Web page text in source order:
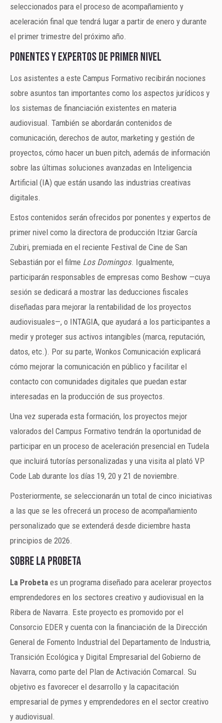
seleccionados para el proceso de acompañamiento y
aceleración final que tendrá lugar a partir de enero y durante
el primer trimestre del próximo año.
Ponentes y expertos de primer nivel
Los asistentes a este Campus Formativo recibirán nociones
sobre asuntos tan importantes como los aspectos jurídicos y
los sistemas de financiación existentes en materia
audiovisual. También se abordarán contenidos de
comunicación, derechos de autor, marketing y gestión de
proyectos, cómo hacer un buen pitch, además de información
sobre las últimas soluciones avanzadas en Inteligencia
Artificial (IA) que están usando las industrias creativas
digitales.
Estos contenidos serán ofrecidos por ponentes y expertos de
primer nivel como la directora de producción Itziar García
Zubiri, premiada en el reciente Festival de Cine de San
Sebastián por el filme Los Domingos. Igualmente,
participarán responsables de empresas como Beshow —cuya
sesión se dedicará a mostrar las deducciones fiscales
diseñadas para mejorar la rentabilidad de los proyectos
audiovisuales—, o INTAGIA, que ayudará a los participantes a
medir y proteger sus activos intangibles (marca, reputación,
datos, etc.). Por su parte, Wonkos Comunicación explicará
cómo mejorar la comunicación en público y facilitar el
contacto con comunidades digitales que puedan estar
interesadas en la producción de sus proyectos.
Una vez superada esta formación, los proyectos mejor
valorados del Campus Formativo tendrán la oportunidad de
participar en un proceso de aceleración presencial en Tudela
que incluirá tutorías personalizadas y una visita al plató VP
Code Lab durante los días 19, 20 y 21 de noviembre.
Posteriormente, se seleccionarán un total de cinco iniciativas
a las que se les ofrecerá un proceso de acompañamiento
personalizado que se extenderá desde diciembre hasta
principios de 2026.
Sobre La Probeta
La Probeta es un programa diseñado para acelerar proyectos
emprendedores en los sectores creativo y audiovisual en la
Ribera de Navarra. Este proyecto es promovido por el
Consorcio EDER y cuenta con la financiación de la Dirección
General de Fomento Industrial del Departamento de Industria,
Transición Ecológica y Digital Empresarial del Gobierno de
Navarra, como parte del Plan de Activación Comarcal. Su
objetivo es favorecer el desarrollo y la capacitación
empresarial de pymes y emprendedores en el sector creativo
y audiovisual.